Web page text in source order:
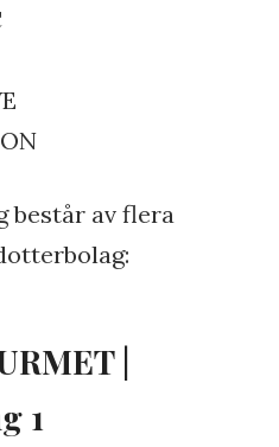
består av flera
|
1